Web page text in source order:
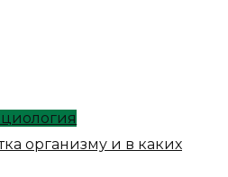
организму и в каких